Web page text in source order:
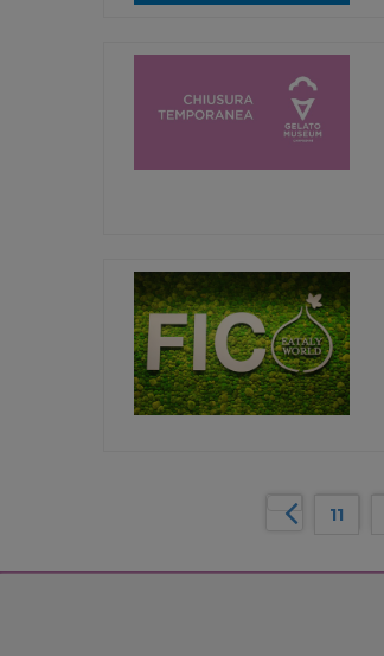
11